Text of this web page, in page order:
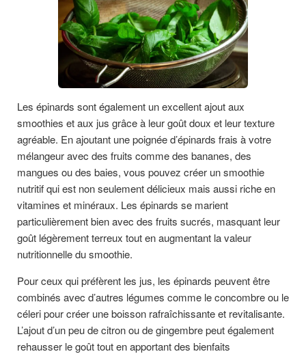
Les épinards sont également un excellent ajout aux
smoothies et aux jus grâce à leur goût doux et leur texture
agréable. En ajoutant une poignée d’épinards frais à votre
mélangeur avec des fruits comme des bananes, des
mangues ou des baies, vous pouvez créer un smoothie
nutritif qui est non seulement délicieux mais aussi riche en
vitamines et minéraux. Les épinards se marient
particulièrement bien avec des fruits sucrés, masquant leur
goût légèrement terreux tout en augmentant la valeur
nutritionnelle du smoothie.
Pour ceux qui préfèrent les jus, les épinards peuvent être
combinés avec d’autres légumes comme le concombre ou le
céleri pour créer une boisson rafraîchissante et revitalisante.
L’ajout d’un peu de citron ou de gingembre peut également
rehausser le goût tout en apportant des bienfaits